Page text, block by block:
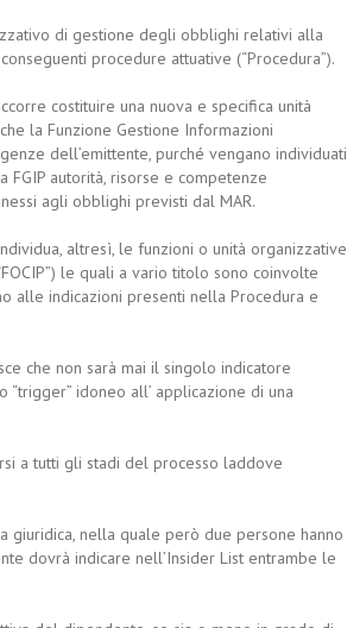
di gestione degli obblighi relativi alla
procedure attuative (“Procedura”).
costituire una nuova e specifica unità
la Funzione Gestione Informazioni
dell’emittente, purché vengano individuati
FGIP autorità, risorse e competenze
agli obblighi previsti dal MAR.
altresì, le funzioni o unità organizzative
le quali a vario titolo sono coinvolte
alle indicazioni presenti nella Procedura e
che non sarà mai il singolo indicatore
idoneo all’ applicazione di una
a tutti gli stadi del processo laddove
giuridica, nella quale però due persone hanno
dovrà indicare nell’Insider List entrambe le